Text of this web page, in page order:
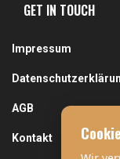
GET IN TOUCH
Impressum
AGB
Kontakt